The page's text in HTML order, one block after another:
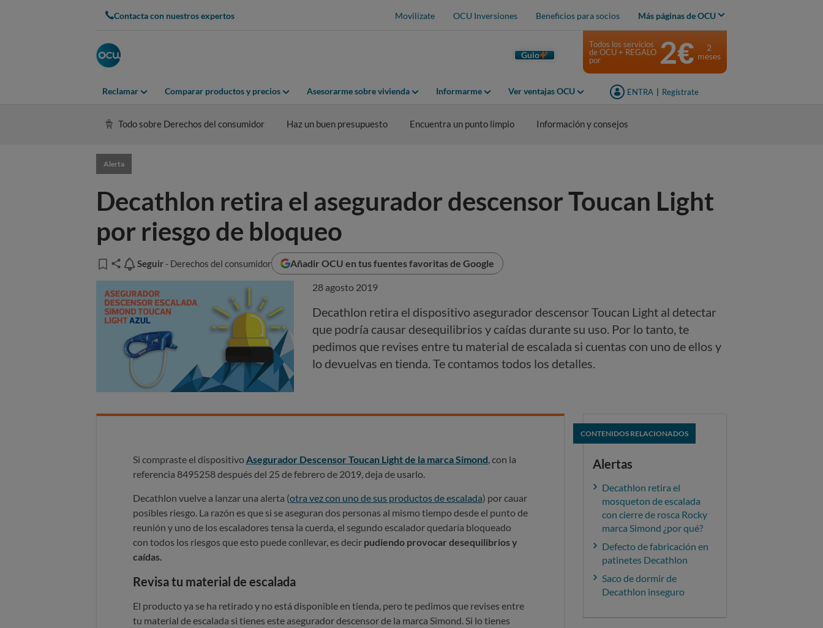
Contacta con nuestros expertos Movilízate OCU Inversiones Beneficios para socios Más páginas de OCU
Guio
Reclamar Comparar productos y precios Asesorarme sobre vivienda Informarme Ver ventajas OCU ENTRA Regístrate
Todos los servicios
de OCU + REGALO
por
2€
2
meses
Todo sobre Derechos del consumidor Haz un buen presupuesto Encuentra un punto limpio Información y consejos
Alerta
Decathlon retira el asegurador descensor Toucan Light
por riesgo de bloqueo
Seguir
Seguir - Derechos del consumidor Añadir OCU en tus fuentes favoritas de Google
28 agosto 2019
Decathlon retira el dispositivo asegurador descensor Toucan Light al detectar
que podría causar desequilibrios y caídas durante su uso. Por lo tanto, te
pedimos que revises entre tu material de escalada si cuentas con uno de ellos y
lo devuelvas en tienda. Te contamos todos los detalles.
Si compraste el dispositivo Asegurador Descensor Toucan Light de la marca Simond , con la
referencia 8495258 después del 25 de febrero de 2019, deja de usarlo.
Decathlon vuelve a lanzar una alerta (otra vez con uno de sus productos de escalada) por cauar
posibles riesgo. La razón es que si se aseguran dos personas al mismo tiempo desde el punto de
reunión y uno de los escaladores tensa la cuerda, el segundo escalador quedaría bloqueado
con todos los riesgos que esto puede conllevar, es decirpudiendo provocar desequilibrios y
caídas.
Revisa tu material de escalada
El producto ya se ha retirado y no está disponible en tienda, pero te pedimos que revises entre
tu material de escalada si tienes este asegurador descensor de la marca Simond. Si lo tienes
CONTENIDOS RELACIONADOS
Alertas
Decathlon retira el
mosqueton de escalada
con cierre de rosca Rocky
marca Simond ¿por qué?
Defecto de fabricación en
patinetes Decathlon
Saco de dormir de
Decathlon inseguro